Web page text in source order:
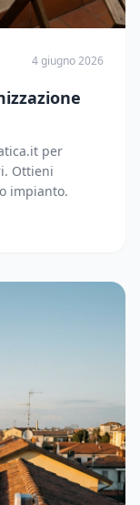
4 giugno 2026
per
Ottieni
impianto.